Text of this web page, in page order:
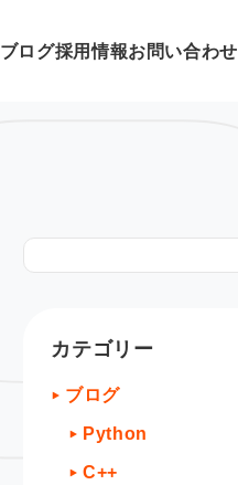
ブログ採用情報お問い合わせ
カテゴリー
ブログ
Python
C++